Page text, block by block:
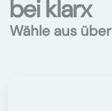
bei klarx
Wähle aus